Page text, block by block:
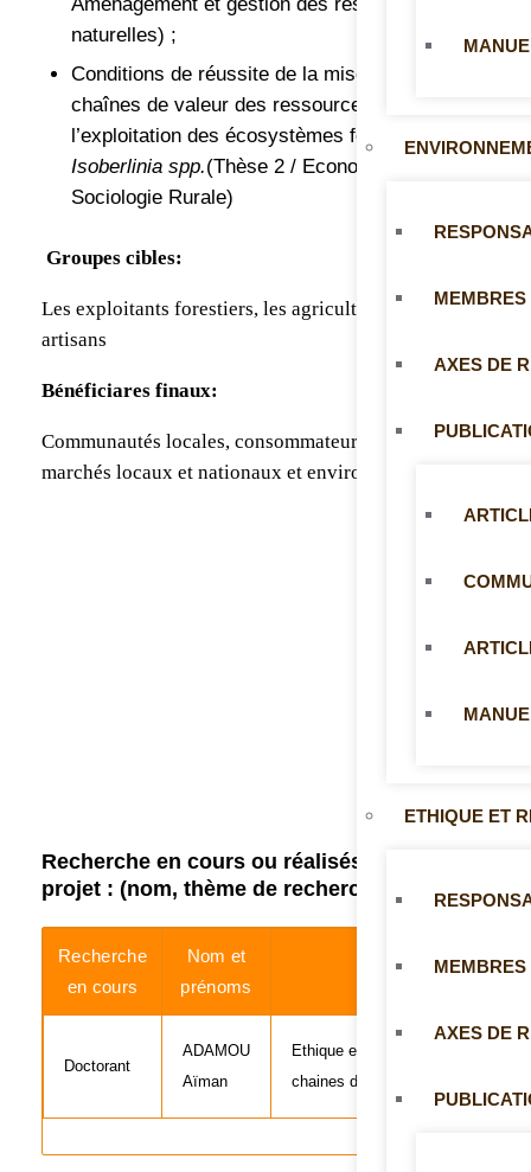
MEMBRES
AXES DE
ETHIQUE ET
MEMBRES
AXES DE
naturelles) ;
Conditions de réussite de la mise en place de
chaînes de valeur des ressources issues de
l’exploitation des écosystèmes forestiers à
Isoberlinia spp.(Thèse 2 / Economie et
Sociologie Rurale)
Groupes cibles:
Les exploitants forestiers, les agriculteurs et les
artisans
Bénéficiares finaux:
Communautés locales, consommateurs d’énergie,
marchés locaux et nationaux et environnement
Recherche en cours ou réalisés sur le
projet : (nom, thème de recherche)
Recherche
en cours
Nom et
prénoms
Thème de
Doctorant
ADAMOU
Aïman
Ethique et responsabilité sociale
chaines de valeur Isoberlinia spp.